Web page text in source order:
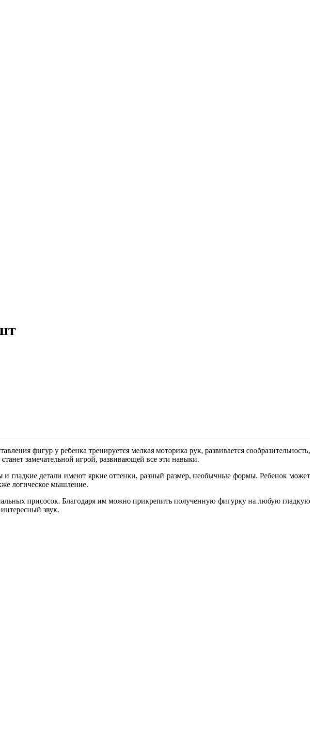
фигур у ребенка тренируется мелкая моторика рук, развивается сообразительность,
замечательной игрой, развивающей все эти навыки.
гладкие детали имеют яркие оттенки, разный размер, необычные формы. Ребенок может
логическое мышление.
присосок. Благодаря им можно прикрепить полученную фигурку на любую гладкую
звук.